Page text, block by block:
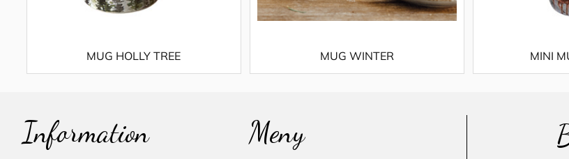
MUG HOLLY TREE MUG WINTER MINI
Information Meny